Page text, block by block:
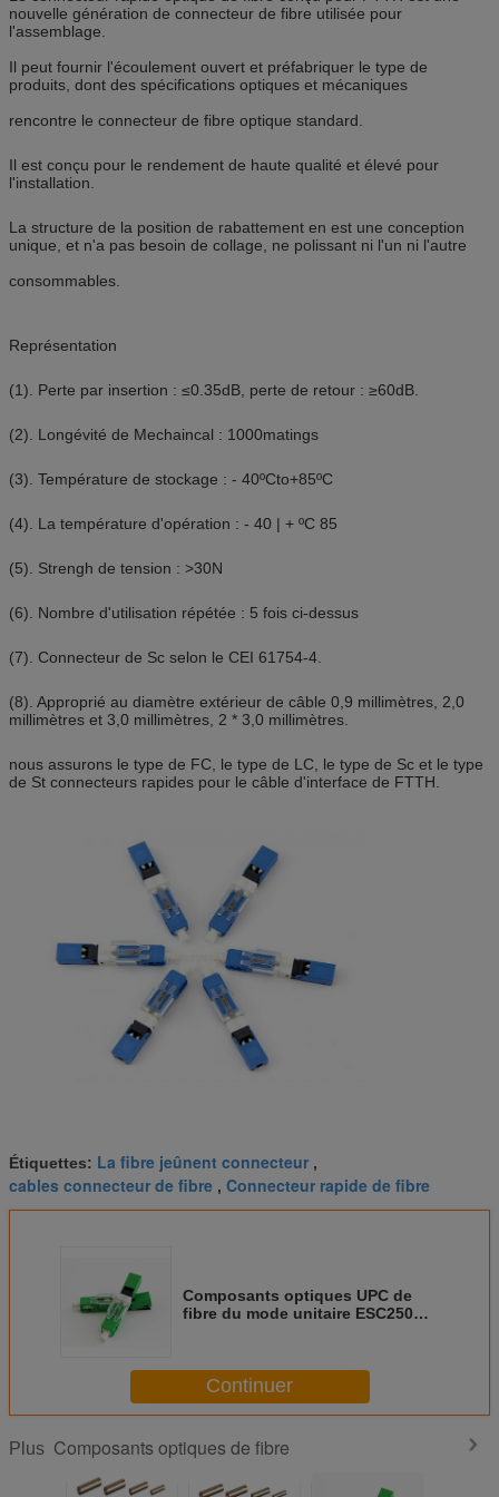
nouvelle génération de connecteur de fibre utilisée pour
l'assemblage.
Il peut fournir l'écoulement ouvert et préfabriquer le type de
produits, dont des spécifications optiques et mécaniques
rencontre le connecteur de fibre optique standard.
Il est conçu pour le rendement de haute qualité et élevé pour
l'installation.
La structure de la position de rabattement en est une conception
unique, et n'a pas besoin de collage, ne polissant ni l'un ni l'autre
consommables.
Représentation
(1). Perte par insertion : ≤0.35dB, perte de retour : ≥60dB.
(2). Longévité de Mechaincal : 1000matings
(3). Température de stockage : - 40ºCto+85ºC
(4). La température d'opération : - 40 | + ºC 85
(5). Strengh de tension : >30N
(6). Nombre d'utilisation répétée : 5 fois ci-dessus
(7). Connecteur de Sc selon le CEI 61754-4.
(8). Approprié au diamètre extérieur de câble 0,9 millimètres, 2,0
millimètres et 3,0 millimètres, 2 * 3,0 millimètres.
nous assurons le type de FC, le type de LC, le type de Sc et le type
de St connecteurs rapides pour le câble d'interface de FTTH.
Étiquettes: La fibre jeûnent connecteur ,
cables connecteur de fibre , Connecteur rapide de fibre
Composants optiques UPC de
fibre du mode unitaire ESC250D
Continuer
Plus Composants optiques de fibre